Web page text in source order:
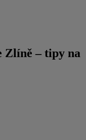
Zlíně – tipy na